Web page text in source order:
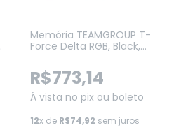
Memória TEAMGROUP T-
Force Delta RGB, Black,
DDR5, CL38 -
(FF3D532G6200HC38ADC01)
R$773,14
Á vista no pix ou boleto
12x de R$74,92 sem juros